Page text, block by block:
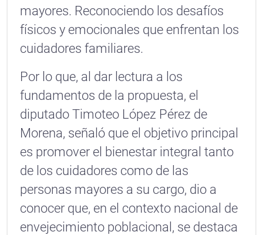
mayores. Reconociendo los desafíos
físicos y emocionales que enfrentan los
cuidadores familiares.
Por lo que, al dar lectura a los
fundamentos de la propuesta, el
diputado Timoteo López Pérez de
Morena, señaló que el objetivo principal
es promover el bienestar integral tanto
de los cuidadores como de las
personas mayores a su cargo, dio a
conocer que, en el contexto nacional de
envejecimiento poblacional, se destaca